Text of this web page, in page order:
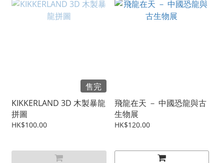
售完
KIKKERLAND 3D 木製暴龍
拼圖
HK$100.00
飛龍在天 － 中國恐龍與古
生物展
HK$120.00